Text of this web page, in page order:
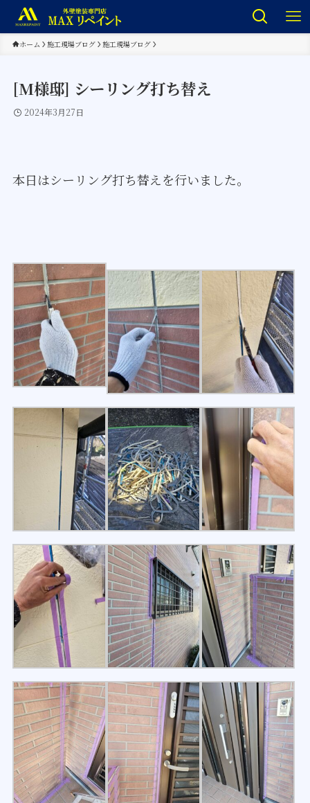
ホーム 施工現場ブログ 施工現場ブログ
[M様邸] シーリング打ち替え
2024年3月27日
本日はシーリング打ち替えを行いました。